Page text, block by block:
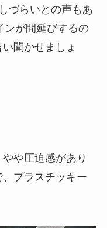
づらいとの声もあ
ンが間延びするの
聞かせましょ
や圧迫感があり
プラスチッキー